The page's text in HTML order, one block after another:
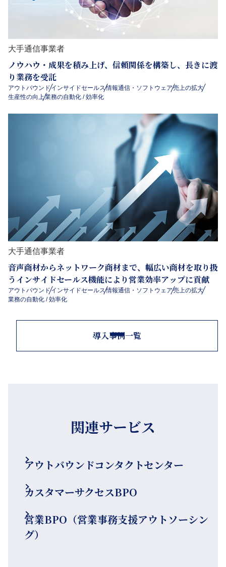
大手通信事業者
ノウハウ・成果を積み上げ、信頼関係を構築し、長きに渡
り業務を受託
アウトバウンドインサイドセールス情報通信・ソフトウェア売上の拡大
生産性の向上業務の自動化 / 効率化
大手通信事業者
音声商材からネットワーク商材まで、幅広い商材を取り扱
うインサイドセールス機能により営業効率アップに貢献
アウトバウンドインサイドセールス情報通信・ソフトウェア売上の拡大
業務の自動化 / 効率化
導入事例一覧
関連サービス
アウトバウンドコンタクトセンター
カスタマーサクセスBPO
営業BPO（営業事務支援アウトソーシン
グ）